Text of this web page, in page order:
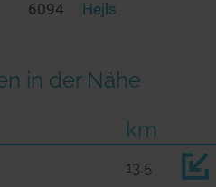
6094 Hejls
in der Nähe
km
13,5